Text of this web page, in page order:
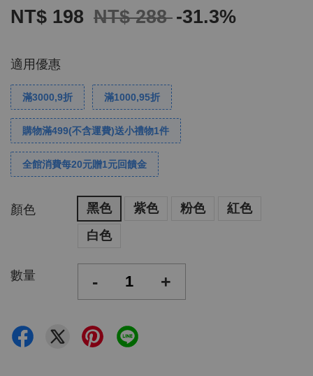
NT$ 198 NT$ 288 -31.3%
適用優惠
滿3000,9折 滿1000,95折
購物滿499(不含運費)送小禮物1件
全館消費每20元贈1元回饋金
顏色 黑色 紫色 粉色
紅色
白色
數量 - +